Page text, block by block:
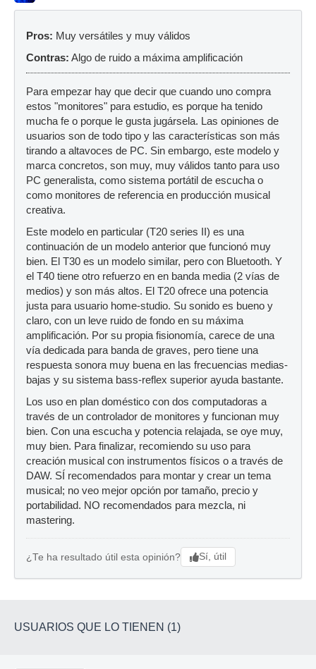
Pros: Muy versátiles y muy válidos
Contras: Algo de ruido a máxima amplificación
Para empezar hay que decir que cuando uno compra
estos "monitores" para estudio, es porque ha tenido
mucha fe o porque le gusta jugársela. Las opiniones de
usuarios son de todo tipo y las características son más
tirando a altavoces de PC. Sin embargo, este modelo y
marca concretos, son muy, muy válidos tanto para uso
PC generalista, como sistema portátil de escucha o
como monitores de referencia en producción musical
creativa.
Este modelo en particular (T20 series II) es una
continuación de un modelo anterior que funcionó muy
bien. El T30 es un modelo similar, pero con Bluetooth. Y
el T40 tiene otro refuerzo en en banda media (2 vías de
medios) y son más altos. El T20 ofrece una potencia
justa para usuario home-studio. Su sonido es bueno y
claro, con un leve ruido de fondo en su máxima
amplificación. Por su propia fisionomía, carece de una
vía dedicada para banda de graves, pero tiene una
respuesta sonora muy buena en las frecuencias medias-
bajas y su sistema bass-reflex superior ayuda bastante.
Los uso en plan doméstico con dos computadoras a
través de un controlador de monitores y funcionan muy
bien. Con una escucha y potencia relajada, se oye muy,
muy bien. Para finalizar, recomiendo su uso para
creación musical con instrumentos físicos o a través de
DAW. SÍ recomendados para montar y crear un tema
musical; no veo mejor opción por tamaño, precio y
portabilidad. NO recomendados para mezcla, ni
mastering.
¿Te ha resultado útil esta opinión? Sí, útil
USUARIOS QUE LO TIENEN (1)